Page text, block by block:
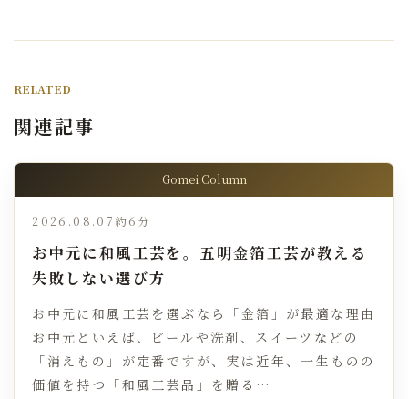
RELATED
関連記事
Gomei Column
2026.08.07 約6分
お中元に和風工芸を。五明金箔工芸が教える
失敗しない選び方
お中元に和風工芸を選ぶなら「金箔」が最適な理由
お中元といえば、ビールや洗剤、スイーツなどの
「消えもの」が定番ですが、実は近年、一生ものの
価値を持つ「和風工芸品」を贈る…